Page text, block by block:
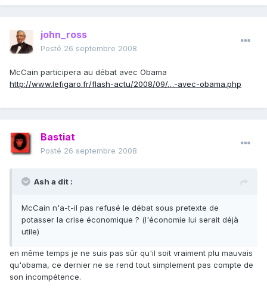
john_ross
Posté 26 septembre 2008
McCain participera au débat avec Obama
http://www.lefigaro.fr/flash-actu/2008/09/…-avec-obama.php
Bastiat
Posté 26 septembre 2008
Ash a dit :
McCain n'a-t-il pas refusé le débat sous pretexte de
potasser la crise économique ? (l'économie lui serait déjà
utile)
en même temps je ne suis pas sûr qu'il soit vraiment plu mauvais
qu'obama, ce dernier ne se rend tout simplement pas compte de
son incompétence.